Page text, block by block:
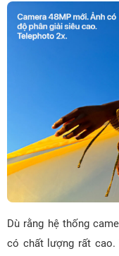
Dù rằng hệ thống
có chất lượng rất cao.